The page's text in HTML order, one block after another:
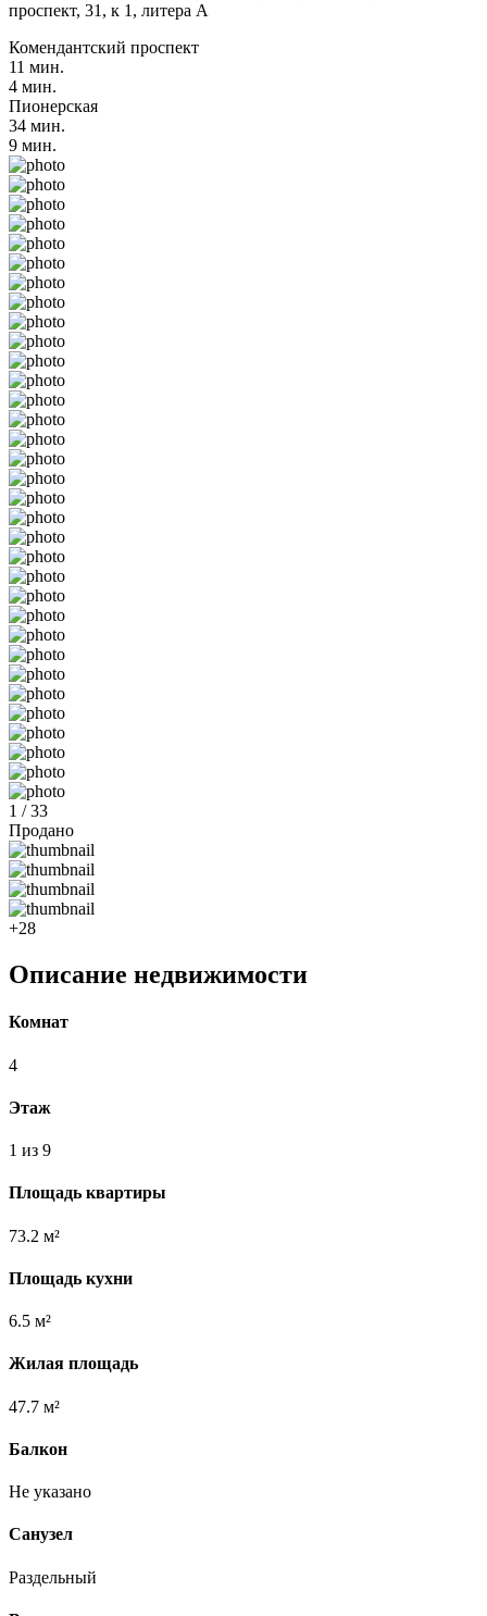
проспект, 31, к 1, литера А
Комендантский проспект
11 мин.
4 мин.
Пионерская
34 мин.
9 мин.
1 / 33
Продано
+28
Описание недвижимости
Комнат
4
Этаж
1 из 9
Площадь квартиры
73.2 м²
Площадь кухни
6.5 м²
Жилая площадь
47.7 м²
Балкон
Не указано
Санузел
Раздельный